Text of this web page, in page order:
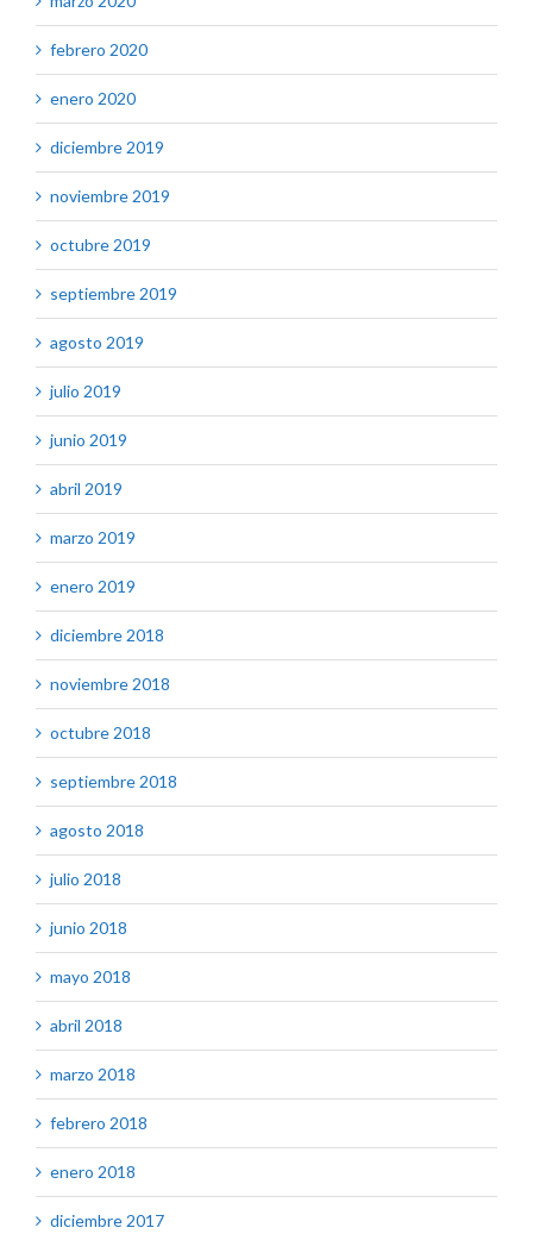
febrero 2020
enero 2020
diciembre 2019
noviembre 2019
octubre 2019
septiembre 2019
agosto 2019
julio 2019
junio 2019
abril 2019
marzo 2019
enero 2019
diciembre 2018
noviembre 2018
octubre 2018
septiembre 2018
agosto 2018
julio 2018
junio 2018
mayo 2018
abril 2018
marzo 2018
febrero 2018
enero 2018
diciembre 2017